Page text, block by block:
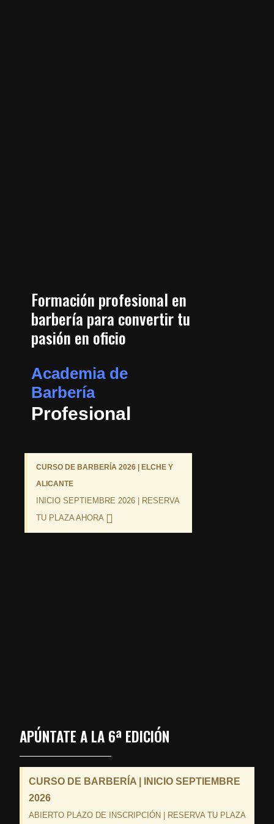
Formación profesional en
barbería para convertir tu
pasión en oficio
Academia de
Barbería
Profesional
CURSO DE BARBERÍA 2026 | ELCHE Y
ALICANTE
INICIO SEPTIEMBRE 2026 | RESERVA
TU PLAZA AHORA
APÚNTATE A LA 6ª EDICIÓN
CURSO DE BARBERÍA | INICIO SEPTIEMBRE
2026
ABIERTO PLAZO DE INSCRIPCIÓN | RESERVA TU PLAZA